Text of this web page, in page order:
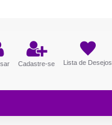
Cadastre-se Lista de Desejos